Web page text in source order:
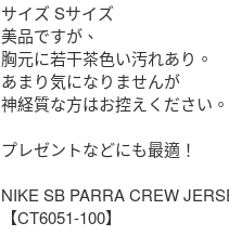
サイズ Sサイズ
美品ですが、
胸元に若干茶色い汚れあり。
あまり気になりませんが
神経質な方はお控えください。
プレゼントなどにも最適！
NIKE SB PARRA CREW
【CT6051-100】